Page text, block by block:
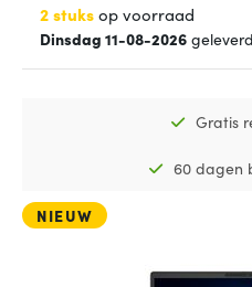
2 stuksop voorraad
Dinsdag 11-08-2026 geleverd
Gratis
60 dagen
NIEUW